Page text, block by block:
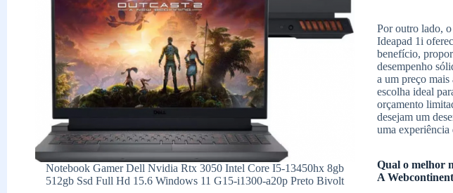
Notebook Gamer Dell Nvidia Rtx 3050 Intel Core I5-13450hx 8gb
512gb Ssd Full Hd 15.6 Windows 11 G15-i1300-a20p Preto Bivolt
Por outro lado,
Ideapad 1i
benefício,
desempenho
a um preço mais
escolha ideal
orçamento
desejam um
uma experiência
Qual o melhor
A